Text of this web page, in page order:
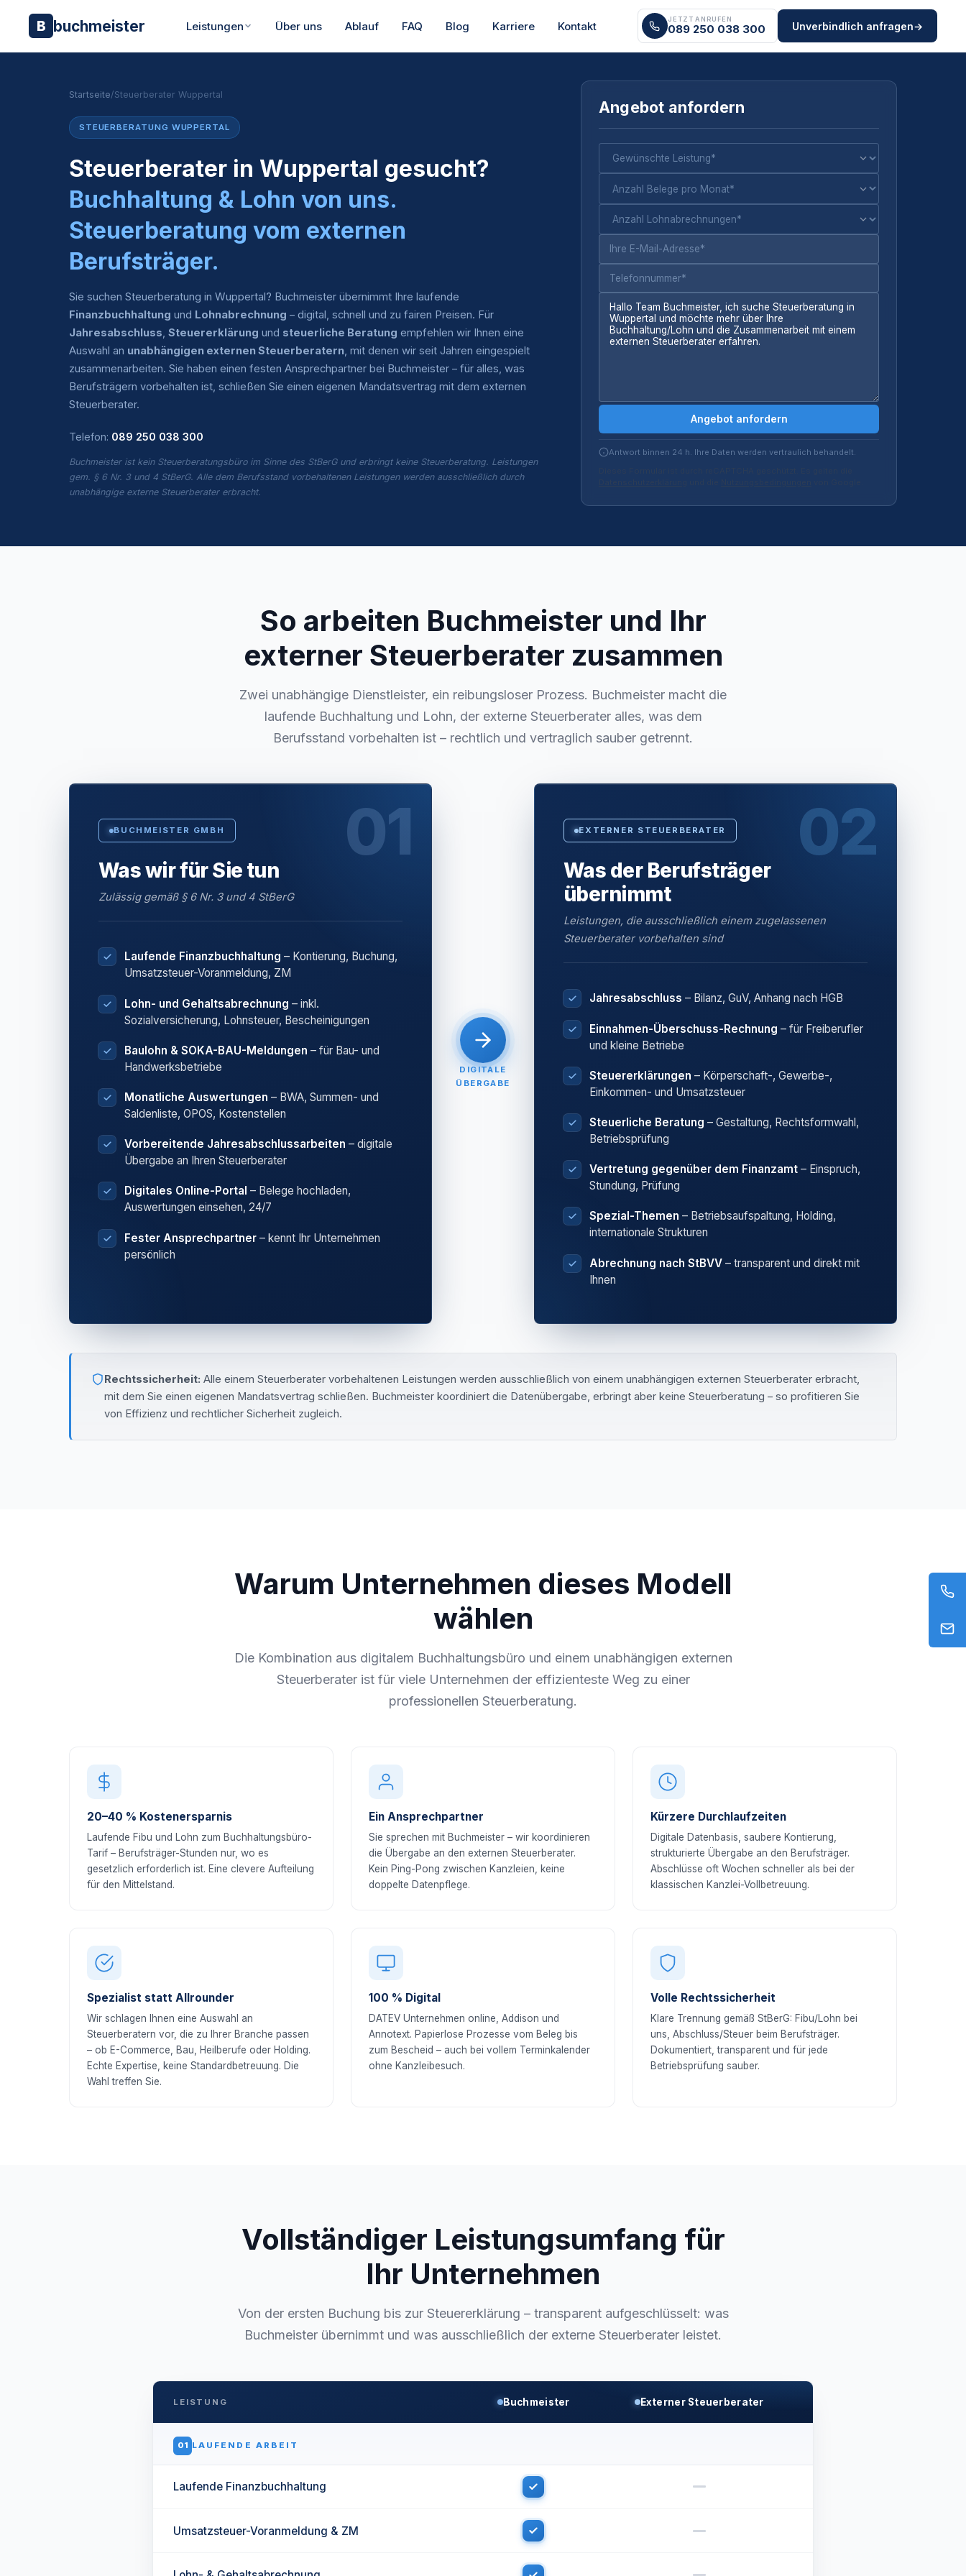
B buchmeister Leistungen Über uns Ablauf FAQ Blog Karriere Kontakt JETZT ANRUFEN
089 250 038 300 Unverbindlich anfragen→
Startseite/Steuerberater Wuppertal
STEUERBERATUNG WUPPERTAL
Steuerberater in Wuppertal gesucht?
Buchhaltung & Lohn von uns.
Steuerberatung vom externen
Berufsträger.
Sie suchen Steuerberatung in Wuppertal? Buchmeister übernimmt Ihre laufende
Finanzbuchhaltung und Lohnabrechnung – digital, schnell und zu fairen Preisen. Für
Jahresabschluss, Steuererklärung und steuerliche Beratung empfehlen wir Ihnen eine
Auswahl an unabhängigen externen Steuerberatern, mit denen wir seit Jahren eingespielt
zusammenarbeiten. Sie haben einen festen Ansprechpartner bei Buchmeister – für alles, was
Berufsträgern vorbehalten ist, schließen Sie einen eigenen Mandatsvertrag mit dem externen
Steuerberater.
Telefon: 089 250 038 300
Buchmeister ist kein Steuerberatungsbüro im Sinne des StBerG und erbringt keine Steuerberatung. Leistungen
gem. § 6 Nr. 3 und 4 StBerG. Alle dem Berufsstand vorbehaltenen Leistungen werden ausschließlich durch
unabhängige externe Steuerberater erbracht.
Angebot anfordern
Angebot anfordern
Antwort binnen 24 h. Ihre Daten werden vertraulich behandelt.
So arbeiten Buchmeister und Ihr
externer Steuerberater zusammen
Zwei unabhängige Dienstleister, ein reibungsloser Prozess. Buchmeister macht die
laufende Buchhaltung und Lohn, der externe Steuerberater alles, was dem
Berufsstand vorbehalten ist – rechtlich und vertraglich sauber getrennt.
01
BUCHMEISTER GMBH
Was wir für Sie tun
Zulässig gemäß § 6 Nr. 3 und 4 StBerG
Laufende Finanzbuchhaltung – Kontierung, Buchung,
Umsatzsteuer-Voranmeldung, ZM
Lohn- und Gehaltsabrechnung – inkl.
Sozialversicherung, Lohnsteuer, Bescheinigungen
Baulohn & SOKA-BAU-Meldungen – für Bau- und
Handwerksbetriebe
Monatliche Auswertungen – BWA, Summen- und
Saldenliste, OPOS, Kostenstellen
Vorbereitende Jahresabschlussarbeiten – digitale
Übergabe an Ihren Steuerberater
Digitales Online-Portal – Belege hochladen,
Auswertungen einsehen, 24/7
Fester Ansprechpartner – kennt Ihr Unternehmen
persönlich
DIGITALE
ÜBERGABE
02
EXTERNER STEUERBERATER
Was der Berufsträger
übernimmt
Leistungen, die ausschließlich einem zugelassenen
Steuerberater vorbehalten sind
Jahresabschluss – Bilanz, GuV, Anhang nach HGB
Einnahmen-Überschuss-Rechnung – für Freiberufler
und kleine Betriebe
Steuererklärungen – Körperschaft-, Gewerbe-,
Einkommen- und Umsatzsteuer
Steuerliche Beratung – Gestaltung, Rechtsformwahl,
Betriebsprüfung
Vertretung gegenüber dem Finanzamt – Einspruch,
Stundung, Prüfung
Spezial-Themen – Betriebsaufspaltung, Holding,
internationale Strukturen
Abrechnung nach StBVV – transparent und direkt mit
Ihnen
Rechtssicherheit: Alle einem Steuerberater vorbehaltenen Leistungen werden ausschließlich von einem unabhängigen externen Steuerberater erbracht,
mit dem Sie einen eigenen Mandatsvertrag schließen. Buchmeister koordiniert die Datenübergabe, erbringt aber keine Steuerberatung – so profitieren Sie
von Effizienz und rechtlicher Sicherheit zugleich.
Warum Unternehmen dieses Modell
wählen
Die Kombination aus digitalem Buchhaltungsbüro und einem unabhängigen externen
Steuerberater ist für viele Unternehmen der effizienteste Weg zu einer
professionellen Steuerberatung.
20–40 % Kostenersparnis
Laufende Fibu und Lohn zum Buchhaltungsbüro-
Tarif – Berufsträger-Stunden nur, wo es
gesetzlich erforderlich ist. Eine clevere Aufteilung
für den Mittelstand.
Ein Ansprechpartner
Sie sprechen mit Buchmeister – wir koordinieren
die Übergabe an den externen Steuerberater.
Kein Ping-Pong zwischen Kanzleien, keine
doppelte Datenpflege.
Kürzere Durchlaufzeiten
Digitale Datenbasis, saubere Kontierung,
strukturierte Übergabe an den Berufsträger.
Abschlüsse oft Wochen schneller als bei der
klassischen Kanzlei-Vollbetreuung.
Spezialist statt Allrounder
Wir schlagen Ihnen eine Auswahl an
Steuerberatern vor, die zu Ihrer Branche passen
– ob E-Commerce, Bau, Heilberufe oder Holding.
Echte Expertise, keine Standardbetreuung. Die
Wahl treffen Sie.
100 % Digital
DATEV Unternehmen online, Addison und
Annotext. Papierlose Prozesse vom Beleg bis
zum Bescheid – auch bei vollem Terminkalender
ohne Kanzleibesuch.
Volle Rechtssicherheit
Klare Trennung gemäß StBerG: Fibu/Lohn bei
uns, Abschluss/Steuer beim Berufsträger.
Dokumentiert, transparent und für jede
Betriebsprüfung sauber.
Vollständiger Leistungsumfang für
Ihr Unternehmen
Von der ersten Buchung bis zur Steuererklärung – transparent aufgeschlüsselt: was
Buchmeister übernimmt und was ausschließlich der externe Steuerberater leistet.
LEISTUNG Buchmeister Externer Steuerberater
01 LAUFENDE ARBEIT
Laufende Finanzbuchhaltung
Umsatzsteuer-Voranmeldung & ZM